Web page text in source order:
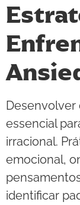
essencial
irracional.
emocional,
identificar